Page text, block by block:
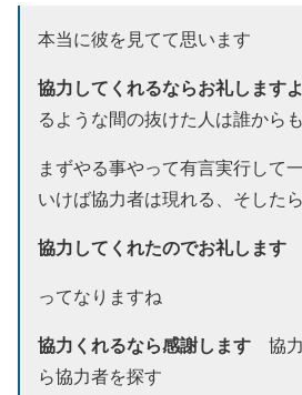
本当に彼を見てて思います
協力してくれるならお礼しますよ
るような間の抜けた人は誰から
まずやる事やって有言実行して
いけば協力者は現れる、そしたら
協力してくれたのでお礼します
ってなりますね
協力くれるなら感謝します 協
ら協力者を探す